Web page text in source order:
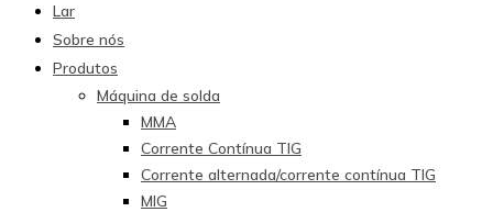
Lar
Sobre nós
Produtos
Máquina de solda
MMA
Corrente Contínua TIG
Corrente alternada/corrente contínua TIG
MIG